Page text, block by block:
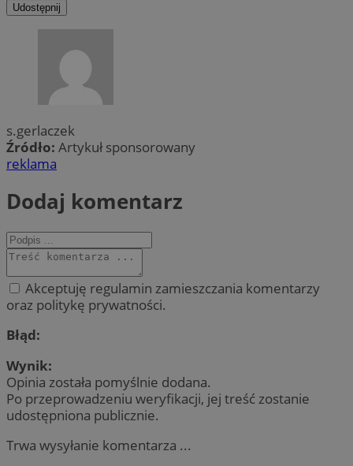
Udostępnij
s.gerlaczek
Źródło: Artykuł sponsorowany
reklama
Dodaj komentarz
Akceptuję regulamin zamieszczania komentarzy
oraz politykę prywatności.
Błąd:
Wynik:
Opinia została pomyślnie dodana.
Po przeprowadzeniu weryfikacji, jej treść zostanie
udostępniona publicznie.
Trwa wysyłanie komentarza ...